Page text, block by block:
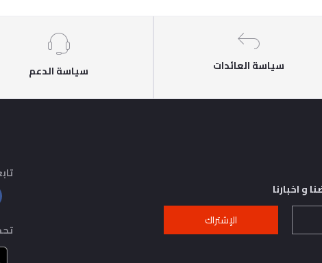
سياسة العائدات سياسة الدعم
و اخبارنا
الإشتراك